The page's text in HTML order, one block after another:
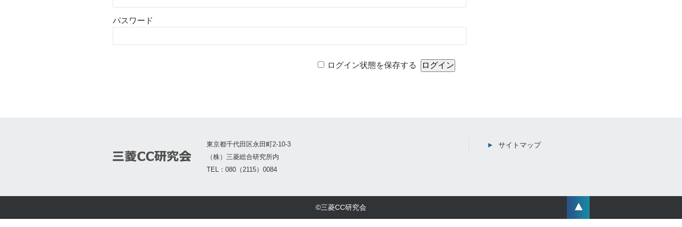
パスワード
ログイン状態を保存する
東京都千代田区永田町2-10-3
（株）三菱総合研究所内
TEL：080（2115）0084
サイトマップ
©三菱CC研究会